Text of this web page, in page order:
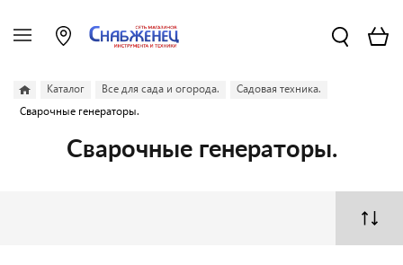
Каталог Все для сада и огорода.
Садовая техника.
Сварочные генераторы.
Сварочные генераторы.